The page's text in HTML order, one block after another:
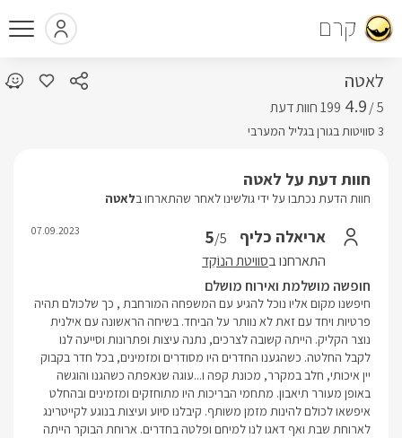
קרם
לאטה
5 /
4.9
3 סוויטות בגורן בגליל המערבי
חוות דעת על לאטה
חוות הדעת נכתבו על ידי גולשינו לאחר שהתארחו בלאטה
אריאלה כליף 5/5
התארחנו בסוויטת הנוֹקֵד
07.09.2023
חופשה מושלמת ואירוח מושלם
חיפשנו מקום אליו נוכל להגיע עם המשפחה המורחבת , כך שלכולם תהיה
פרטיות ויחד עם זאת לא נוותר על הביחד. בשיחה הראשונה עם אילנית
נוצר הקליק. הייתה קשובה לצרכים, נתנה עיצות ופתרונות וסייעה לנו
לקבל החלטה. כשהגענו החדרים היו מסודרים ומזמינים, בכל חדר בקבוק
יין איכותי, חלב במקרר, מכונת קפה ו...עוגה שנאפתה כשהגנו והוגשה
באופן מעורר תיאבון. מתחמי הבריכות היו מתוחזקים ומזמינים ובהחלט
איפשאו לכולם להינות מזמן משותף. קיבלנו סיוע ועיצות בנוגע לקייטרינג
לארוחת שבת ואף דאגו לנו למיחם ופלטה בחדרים. ארוחת הבוקר הייתה